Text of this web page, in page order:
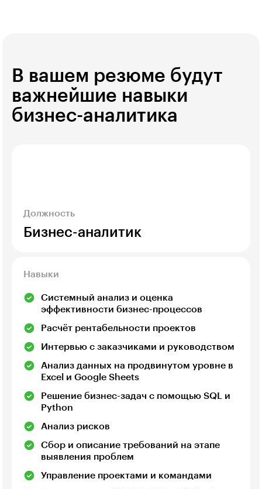
В вашем резюме будут
важнейшие навыки
бизнес-аналитика
Должность
Бизнес-аналитик
Навыки
Системный анализ и оценка
эффективности бизнес-процессов
Расчёт рентабельности проектов
Интервью с заказчиками и руководством
Анализ данных на продвинутом уровне в
Excel и Google Sheets
Решение бизнес-задач с помощью SQL и
Python
Анализ рисков
Сбор и описание требований на этапе
выявления проблем
Управление проектами и командами